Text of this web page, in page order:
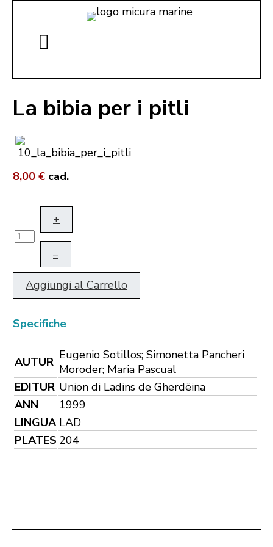
La bibia per i pitli
8,00 € cad.
+
–
Aggiungi al Carrello
Specifiche
AUTUR Eugenio Sotillos; Simonetta Pancheri
Moroder; Maria Pascual
EDITUR Union di Ladins de Gherdëina
ANN
1999
LINGUA LAD
PLATES 204